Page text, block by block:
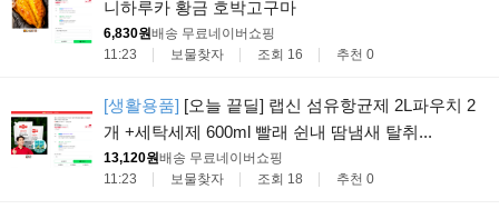
니하루카 황금 호박고구마
6,830원배송 무료네이버쇼핑
11:23
보물찾자 조회 16 추천 0
[생활용품] [오늘 끝딜] 랩신 섬유항균제 2L파우치 2
개 +세탁세제 600ml 빨래 쉰내 땀냄새 탈취...
13,120원배송 무료네이버쇼핑
11:23
보물찾자 조회 18 추천 0